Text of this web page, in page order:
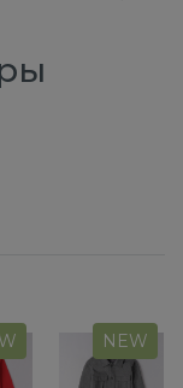
NEW